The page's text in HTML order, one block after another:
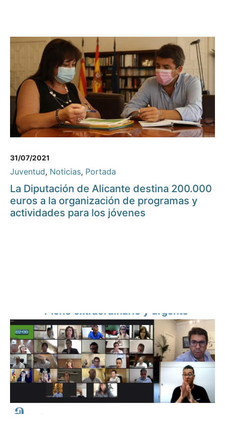
31/07/2021
Juventud, Noticias, Portada
La Diputación de Alicante destina 200.000
euros a la organización de programas y
actividades para los jóvenes